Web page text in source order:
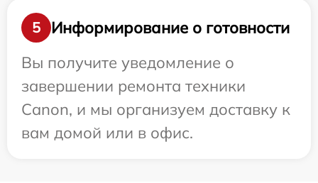
5
Информирование о готовности
Вы получите уведомление о
завершении ремонта техники
Canon, и мы организуем доставку к
вам домой или в офис.